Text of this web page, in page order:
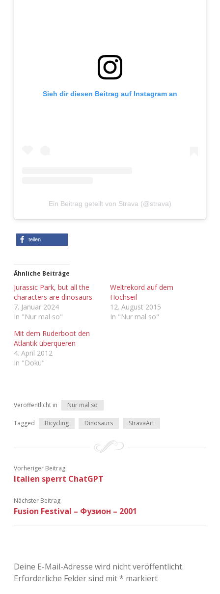
Sieh dir diesen Beitrag auf Instagram an
Ein Beitrag geteilt von Strava (@strava)
teilen
Ähnliche Beiträge
Jurassic Park, but all the
characters are dinosaurs
7. Januar 2024
In "Nur mal so"
Weltrekord auf dem
Hochseil
12. August 2015
In "Nur mal so"
Mit dem Ruderboot den
Atlantik überqueren
4. April 2012
In "Doku"
Veröffentlicht in Nur mal so
Tagged Bicycling Dinosaurs StravaArt
Vorheriger Beitrag
Italien sperrt ChatGPT
Nächster Beitrag
Fusion Festival – Фузион – 2001
Deine E-Mail-Adresse wird nicht veröffentlicht.
Erforderliche Felder sind mit* markiert